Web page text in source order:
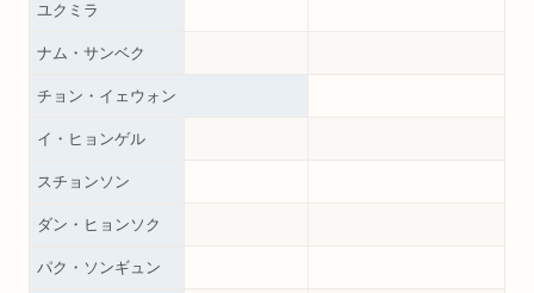
ユクミラ
ナム・サンベク
チョン・イェウォン
イ・ヒョンゲル
スチョンソン
ダン・ヒョンソク
パク・ソンギュン